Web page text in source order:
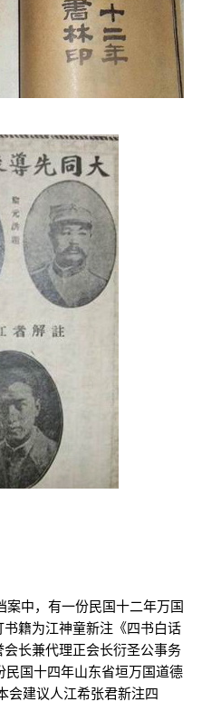
中，有一份民国十二年万国
籍为江神童新注《四书白话
长兼代理正会长衍圣公事务
民国十四年山东省垣万国道德
会建议人江希张君新注四